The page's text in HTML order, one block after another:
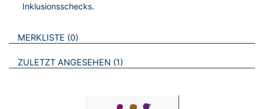
Inklusionsschecks.
VERWEISE AUF VERMERKTE- ODER ZULETZT ANGESEHENE
MERKLISTE 0 BROSCHÜREN
ZULETZT ANGESEHEN 1 BROSCHÜREN